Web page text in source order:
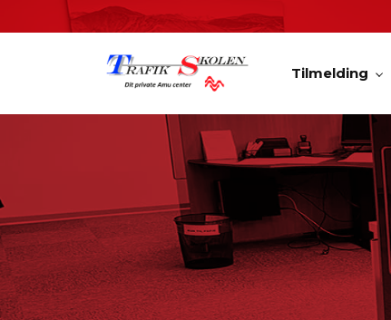
til
Tilmelding